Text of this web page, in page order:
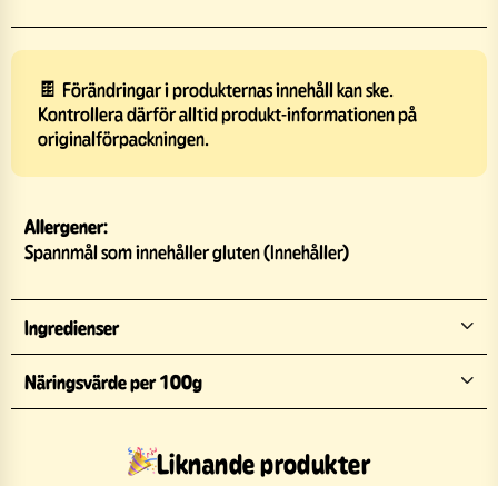
🍫 Förändringar i produkternas innehåll kan ske.
Kontrollera därför alltid produkt-informationen på
originalförpackningen.
Allergener:
Spannmål som innehåller gluten (Innehåller)
Ingredienser
Näringsvärde per 100g
Liknande produkter